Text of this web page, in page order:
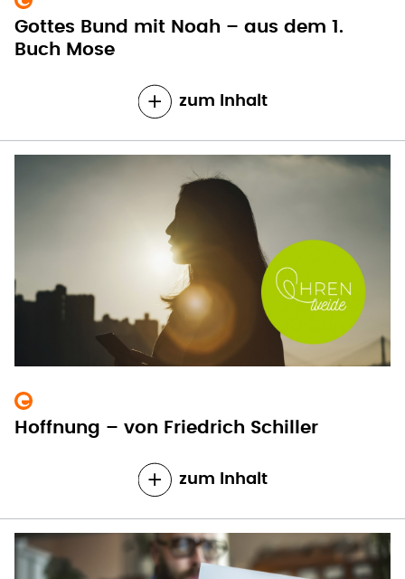
Gottes Bund mit Noah – aus dem 1.
Buch Mose
zum Inhalt
Hoffnung – von Friedrich Schiller
zum Inhalt